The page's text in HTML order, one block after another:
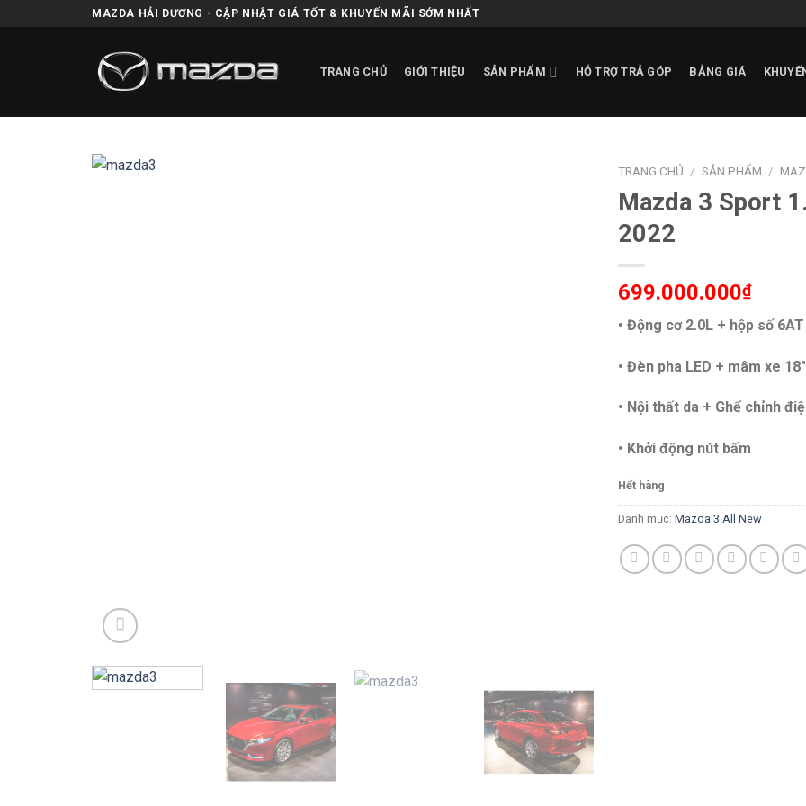
MAZDA HẢI DƯƠNG - CẬP NHẬT GIÁ TỐT & KHUYẾN MÃI SỚM NHẤT
TRANG CHỦ GIỚI THIỆU SẢN PHẨM HỖ TRỢ TRẢ GÓP BẢNG GIÁ
TRANG CHỦ / SẢN PHẨM /
Mazda 3 Sport
2022
699.000.000₫
• Động cơ 2.0L + hộp số 6AT
• Đèn pha LED + mâm xe 18″
• Nội thất da + Ghế chỉnh
• Khởi động nút bấm
Hết hàng
Danh mục: Mazda 3 All New